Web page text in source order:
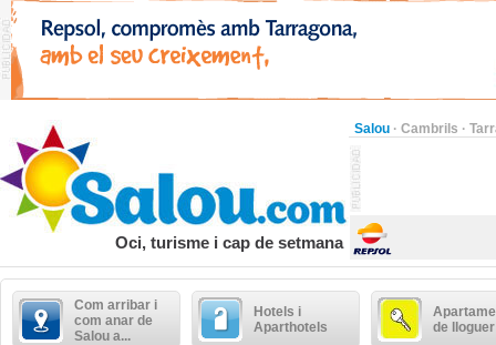
Salou · Cambrils ·
Oci, turisme i cap de setmana
Com arribar i
com anar de
Salou a...
Hotels i
Aparthotels
de lloguer